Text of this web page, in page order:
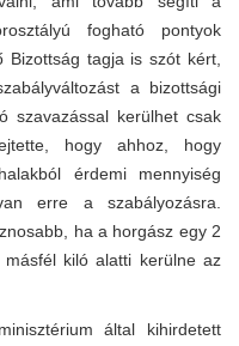
fogható pontyok
Bizottság tagja is szót kért,
a bizottsági
szavazással kerülhet csak
hogy ahhoz, hogy
érdemi mennyiség
erre a szabályozásra.
ha a horgász egy 2
kiló alatti kerülne az
által kihirdetett